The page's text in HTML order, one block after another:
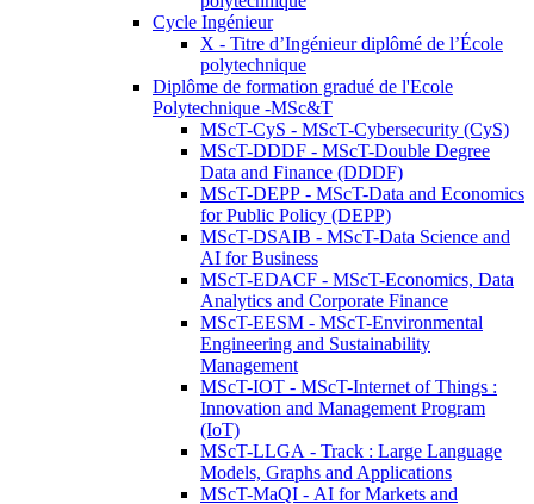
Cycle Ingénieur
X - Titre d’Ingénieur diplômé de l’École
polytechnique
Diplôme de formation gradué de l'Ecole
Polytechnique -MSc&T
MScT-CyS - MScT-Cybersecurity (CyS)
MScT-DDDF - MScT-Double Degree
Data and Finance (DDDF)
MScT-DEPP - MScT-Data and Economics
for Public Policy (DEPP)
MScT-DSAIB - MScT-Data Science and
AI for Business
MScT-EDACF - MScT-Economics, Data
Analytics and Corporate Finance
MScT-EESM - MScT-Environmental
Engineering and Sustainability
Management
MScT-IOT - MScT-Internet of Things :
Innovation and Management Program
(IoT)
MScT-LLGA - Track : Large Language
Models, Graphs and Applications
MScT-MaQI - AI for Markets and